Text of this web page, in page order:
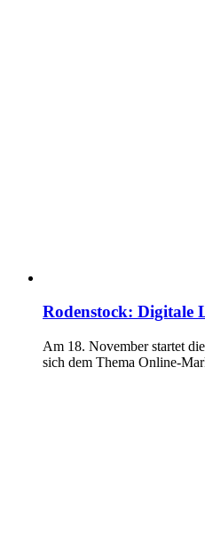
Rodenstock: Digitale
Am 18. November startet
sich dem Thema Online-